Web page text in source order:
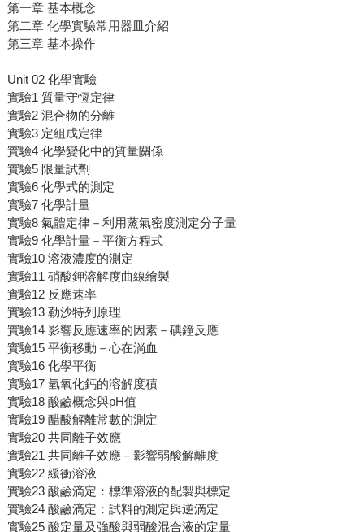
第一章 基本概念
第二章 化學實驗常用器皿介紹
第三章 基本操作
Unit 02 化學實驗
實驗1 質量守恆定律
實驗2 混合物的分離
實驗3 定組成定律
實驗4 化學變化中的質量關係
實驗5 限量試劑
實驗6 化學式的測定
實驗7 化學計量
實驗8 氣體定律－利用蒸氣密度測定分子量
實驗9 化學計量－平衡方程式
實驗10 溶液濃度的測定
實驗11 硝酸鉀溶解度曲線繪製
實驗12 反應速率
實驗13 勒沙特列原理
實驗14 影響反應速率的因素－碘鐘反應
實驗15 平衡移動－心在淌血
實驗16 化學平衡
實驗17 氫氧化鈣的溶解度積
實驗18 酸鹼概念與pH值
實驗19 醋酸解離常數的測定
實驗20 共同離子效應
實驗21 共同離子效應－影響弱酸解離度
實驗22 緩衝溶液
實驗23 酸鹼滴定：標準溶液的配製與標定
實驗24 酸鹼滴定：試料的測定與逆滴定
實驗25 酸定量及強酸與弱酸混合液的定量